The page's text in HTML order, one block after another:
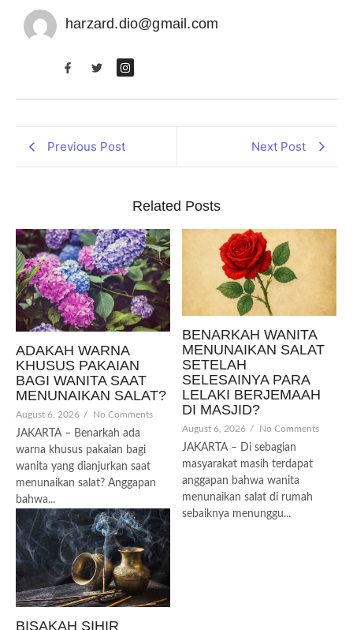
harzard.dio@gmail.com
Previous Post Next Post
Related Posts
ADAKAH WARNA
KHUSUS PAKAIAN
BAGI WANITA SAAT
MENUNAIKAN SALAT?
August 6, 2026 / No Comments
JAKARTA – Benarkah ada
warna khusus pakaian bagi
wanita yang dianjurkan saat
menunaikan salat? Anggapan
bahwa...
BENARKAH WANITA
MENUNAIKAN SALAT
SETELAH
SELESAINYA PARA
LELAKI BERJEMAAH
DI MASJID?
August 6, 2026 / No Comments
JAKARTA – Di sebagian
masyarakat masih terdapat
anggapan bahwa wanita
menunaikan salat di rumah
sebaiknya menunggu...
BISAKAH SIHIR